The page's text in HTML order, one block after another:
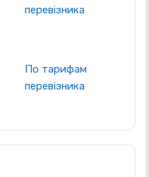
перевізника
По тарифам
перевізника